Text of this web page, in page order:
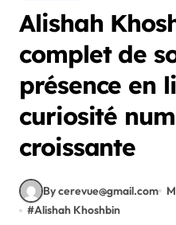
Alishah
complet de
présence en
curiosité
croissante
By cerevue@gmail.com
#Alishah Khoshbin